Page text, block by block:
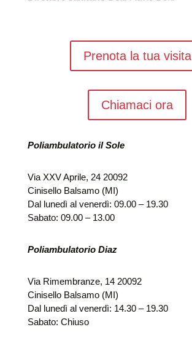
Prenota la tua visita
Chiamaci ora
Poliambulatorio il Sole
Via XXV Aprile, 24 20092
Cinisello Balsamo (MI)
Dal lunedì al venerdì: 09.00 – 19.30
Sabato: 09.00 – 13.00
Poliambulatorio Diaz
Via Rimembranze, 14 20092
Cinisello Balsamo (MI)
Dal lunedì al venerdì: 14.30 – 19.30
Sabato: Chiuso